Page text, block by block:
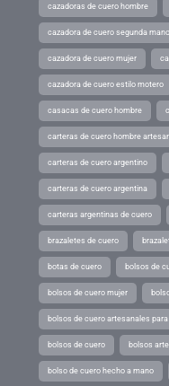
cazadoras de cuero hombre
cazadora de cuero segunda mano
cazadora de cuero mujer
cazadora de cuero estilo motero
casacas de cuero hombre
carteras de cuero hombre
carteras de cuero argentino
carteras de cuero argentina
carteras argentinas de cuero
brazaletes de cuero
botas de cuero bolsos de
bolsos de cuero mujer
bolsos de cuero artesanales
bolsos de cuero bolsos
bolso de cuero hecho a mano